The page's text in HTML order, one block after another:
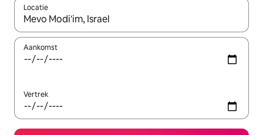
Locatie
Wanneer er resultaten beschikbaar zijn, maak je een keuze
Aankomst
Vertrek